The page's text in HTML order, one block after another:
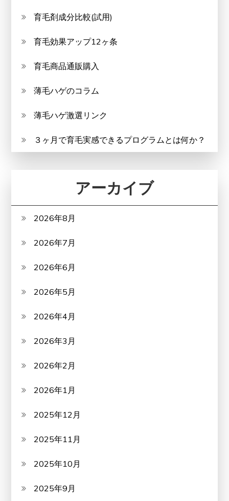
育毛剤成分比較(試用)
育毛効果アップ12ヶ条
育毛商品通販購入
薄毛ハゲのコラム
薄毛ハゲ激選リンク
３ヶ月で育毛実感できるプログラムとは何か？
アーカイブ
2026年8月
2026年7月
2026年6月
2026年5月
2026年4月
2026年3月
2026年2月
2026年1月
2025年12月
2025年11月
2025年10月
2025年9月